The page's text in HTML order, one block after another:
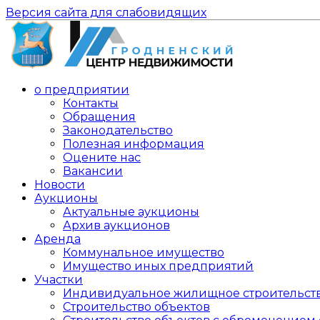
Версия сайта для слабовидящих
о предприятии
Контакты
Обращения
Законодательство
Полезная информация
Оцените нас
Вакансии
Новости
Аукционы
Актуальные аукционы
Архив аукционов
Аренда
Коммунальное имущество
Имущество иных предприятий
Участки
Индивидуальное жилищное
Строительство объектов